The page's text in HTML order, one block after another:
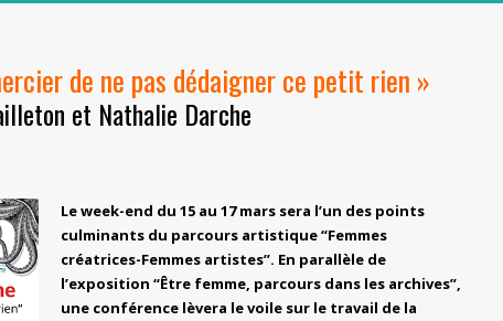
de ne pas dédaigner ce petit rien »
et Nathalie Darche
Le week-end du 15 au 17 mars sera l’un des points
culminants du parcours artistique “Femmes
créatrices-Femmes artistes”. En parallèle de
l’exposition “Être femme, parcours dans les archives”,
une conférence lèvera le voile sur le travail de la